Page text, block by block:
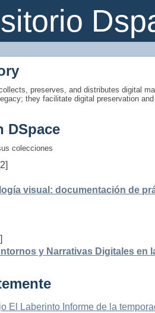
preserves, and distributes digital
they facilitate digital preservation
DSpace
colecciones
visual: documentación de
y Narrativas Digitales en
El Laberinto Informe de la